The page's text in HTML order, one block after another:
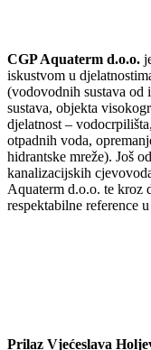
CGP Aquaterm d.o.o.
iskustvom u
(vodovodnih sustava od
sustava, objekta
djelatnost –
otpadnih voda,
hidrantske mreže). Još
kanalizacijskih
Aquaterm d.o.o. te kroz
respektabilne reference
Prilaz Vjećeslava